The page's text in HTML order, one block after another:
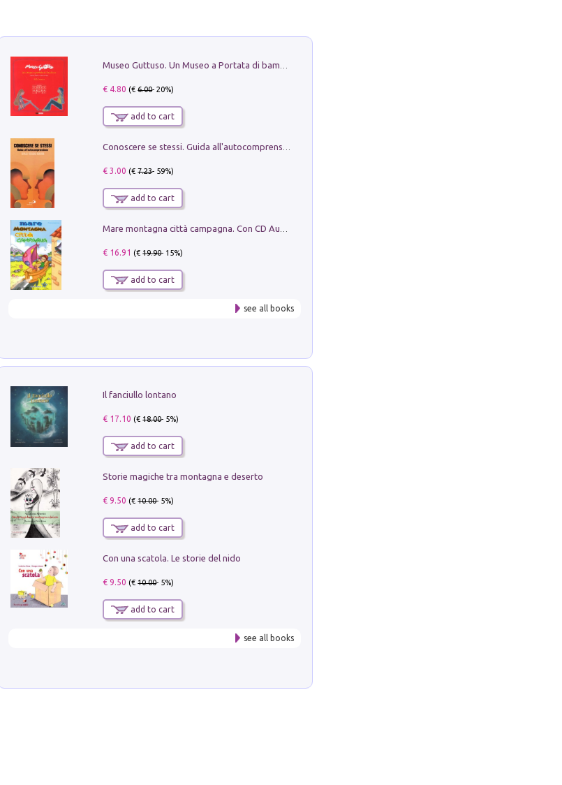
€ 4.80 (€6.00- 20%)
add to cart
€ 3.00 (€7.23- 59%)
add to cart
€ 16.91 (€19.90- 15%)
add to cart
see all books
Il fanciullo lontano
€ 17.10 (€18.00- 5%)
add to cart
Storie magiche tra montagna e deserto
€ 9.50 (€10.00- 5%)
add to cart
Con una scatola. Le storie del nido
€ 9.50 (€10.00- 5%)
add to cart
see all books